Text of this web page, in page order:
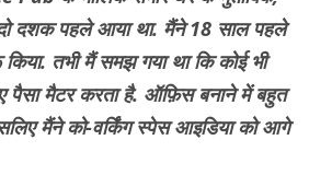
दशक पहले आया था. मैंने 18 साल पहले
तभी मैं समझ गया था कि कोई भी
मैटर करता है. ऑफ़िस बनाने में बहुत
मैंने को-वर्किंग स्पेस आइडिया को आगे